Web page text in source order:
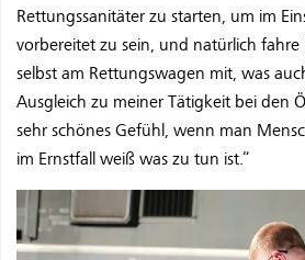
Rettungssanitäter zu starten, um im
vorbereitet zu sein, und natürlich
selbst am Rettungswagen mit, was
Ausgleich zu meiner Tätigkeit bei den
sehr schönes Gefühl, wenn man
im Ernstfall weiß was zu tun ist.“